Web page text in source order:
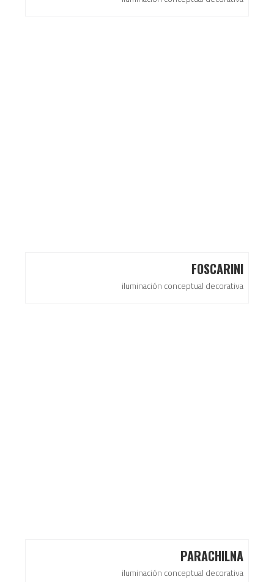
FOSCARINI
iluminación conceptual decorativa
PARACHILNA
iluminación conceptual decorativa